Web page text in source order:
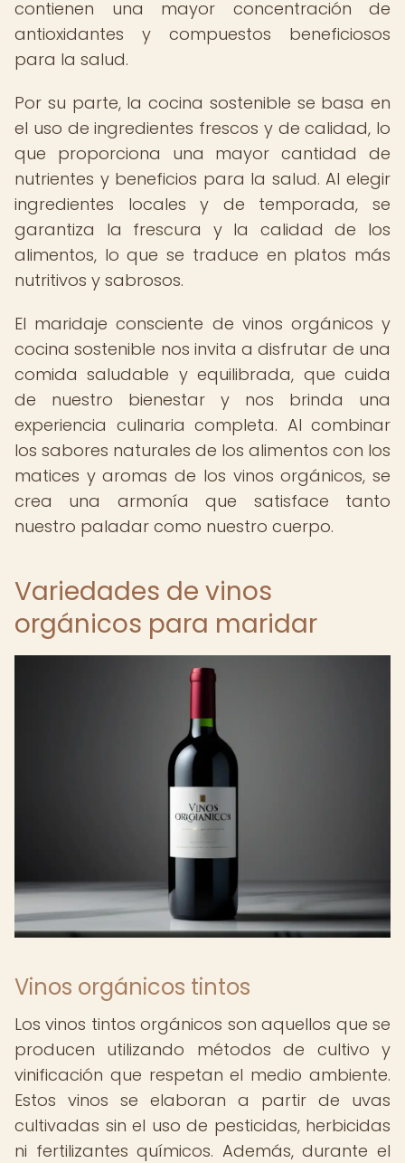
contienen una mayor concentración de
antioxidantes y compuestos beneficiosos
para la salud.
Por su parte, la cocina sostenible se basa en
el uso de ingredientes frescos y de calidad, lo
que proporciona una mayor cantidad de
nutrientes y beneficios para la salud. Al elegir
ingredientes locales y de temporada, se
garantiza la frescura y la calidad de los
alimentos, lo que se traduce en platos más
nutritivos y sabrosos.
El maridaje consciente de vinos orgánicos y
cocina sostenible nos invita a disfrutar de una
comida saludable y equilibrada, que cuida
de nuestro bienestar y nos brinda una
experiencia culinaria completa. Al combinar
los sabores naturales de los alimentos con los
matices y aromas de los vinos orgánicos, se
crea una armonía que satisface tanto
nuestro paladar como nuestro cuerpo.
Variedades de vinos
orgánicos para maridar
Vinos orgánicos tintos
Los vinos tintos orgánicos son aquellos que se
producen utilizando métodos de cultivo y
vinificación que respetan el medio ambiente.
Estos vinos se elaboran a partir de uvas
cultivadas sin el uso de pesticidas, herbicidas
ni fertilizantes químicos. Además, durante el